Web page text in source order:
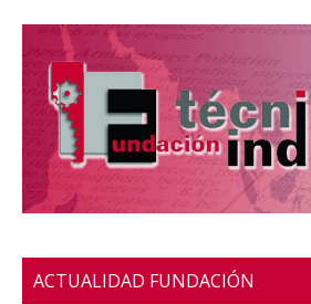
ACTUALIDAD FUNDACIÓN